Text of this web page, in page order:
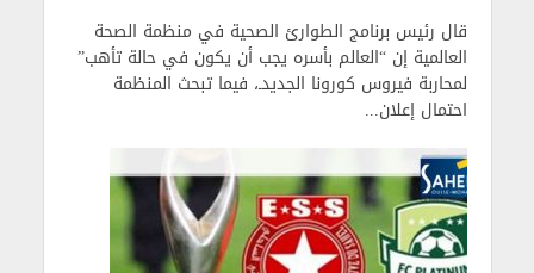
قال رئيس برنامج الطوارئ الصحية في منظمة الصحة
العالمية إن “العالم بأسره يجب أن يكون في حالة تأهب”
لمحاربة فيروس كورونا الجديدـ، فيما تبحث المنظمة
احتمال إعلان...